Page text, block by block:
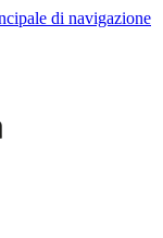
di navigazione